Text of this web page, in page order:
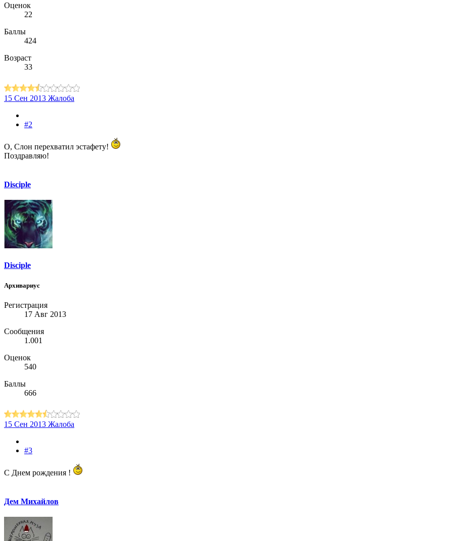
Оценок
22
Баллы
424
Возраст
33
15 Сен 2013 Жалоба
#2
О, Слон перехватил эстафету!
Поздравляю!
Disciple
Disciple
Архивариус
Регистрация
17 Авг 2013
Сообщения
1.001
Оценок
540
Баллы
666
15 Сен 2013 Жалоба
#3
С Днем рождения !
Дем Михайлов